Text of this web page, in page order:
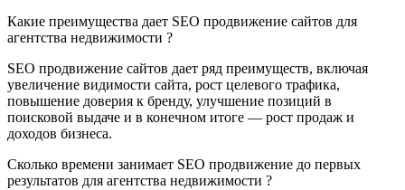
Какие преимущества дает SEO продвижение сайтов для
агентства недвижимости ?
SEO продвижение сайтов дает ряд преимуществ, включая
увеличение видимости сайта, рост целевого трафика,
повышение доверия к бренду, улучшение позиций в
поисковой выдаче и в конечном итоге — рост продаж и
доходов бизнеса.
Сколько времени занимает SEO продвижение до первых
результатов для агентства недвижимости ?